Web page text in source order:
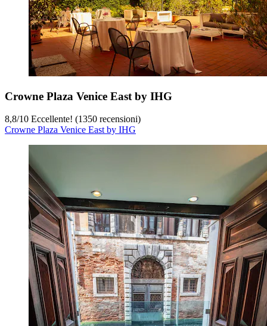
Crowne Plaza Venice East by IHG
8,8/10 Eccellente! (1350 recensioni)
Crowne Plaza Venice East by IHG